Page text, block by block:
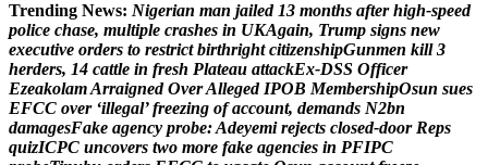
Trending News: Nigerian man jailed 13 months after high-speed
police chase, multiple crashes in UKAgain, Trump signs new
executive orders to restrict birthright citizenshipGunmen kill 3
herders, 14 cattle in fresh Plateau attackEx-DSS Officer
EzeakolamArraigned OverAlleged IPOB MembershipOsun sues
EFCC over ‘illegal’ freezing of account, demands N2bn
damagesFake agency probe:Adeyemi rejects closed-door Reps
quizICPC uncovers two more fake agencies in PFIPC